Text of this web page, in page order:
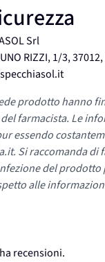
Srl
RIZZI, 1/3,
prodotto hanno
farmacista. Le
essendo
Si raccomanda
del
alle
recensioni.